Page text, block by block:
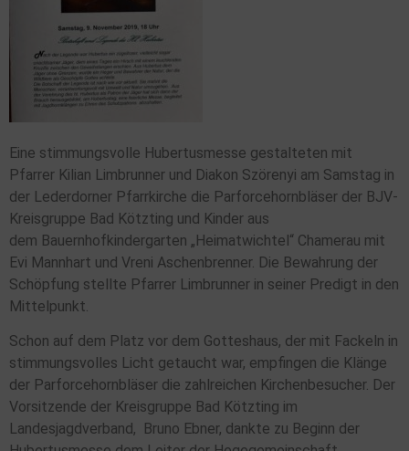
Eine stimmungsvolle Hubertusmesse gestalteten mit
Pfarrer Kilian Limbrunner und Diakon Szörenyi am Samstag in
der Lederdorner Pfarrkirche die Parforcehornbläser der BJV-
Kreisgruppe Bad Kötzting und Kinder aus
dem Bauernhofkindergarten „Heimatwichtel“ Chamerau mit
Evi Mannhart und Vreni Aschenbrenner. Die Bewahrung der
Schöpfung stellte Pfarrer Limbrunner in seiner Predigt in den
Mittelpunkt.
Schon auf dem Platz vor dem Gotteshaus, der mit Fackeln in
stimmungsvolles Licht getaucht war, empfingen die Klänge
der Parforcehornbläser die zahlreichen Kirchenbesucher. Der
Vorsitzende der Kreisgruppe Bad Kötzting im
Landesjagdverband, Bruno Ebner, dankte zu Beginn der